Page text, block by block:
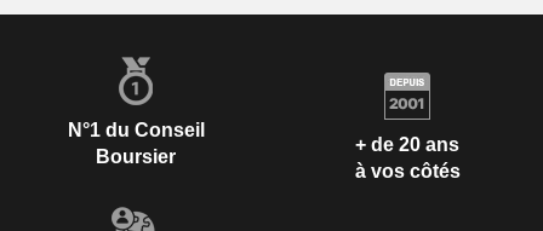
N°1 du Conseil
Boursier
+ de 20 ans
à vos côtés